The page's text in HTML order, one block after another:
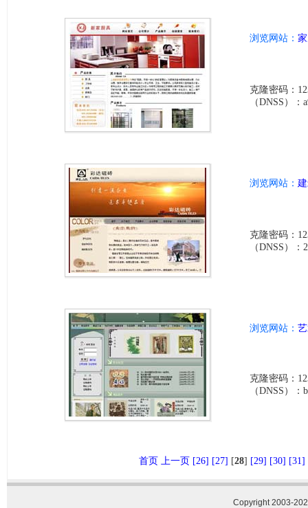
浏览网站：
克隆密码：
（DNSS）：
浏览网站：
克隆密码：
（DNSS）：
浏览网站：
克隆密码：
（DNSS）：
首页 上一页 [26] [27] [28] [29] [30] [31]
Copyright 2003-